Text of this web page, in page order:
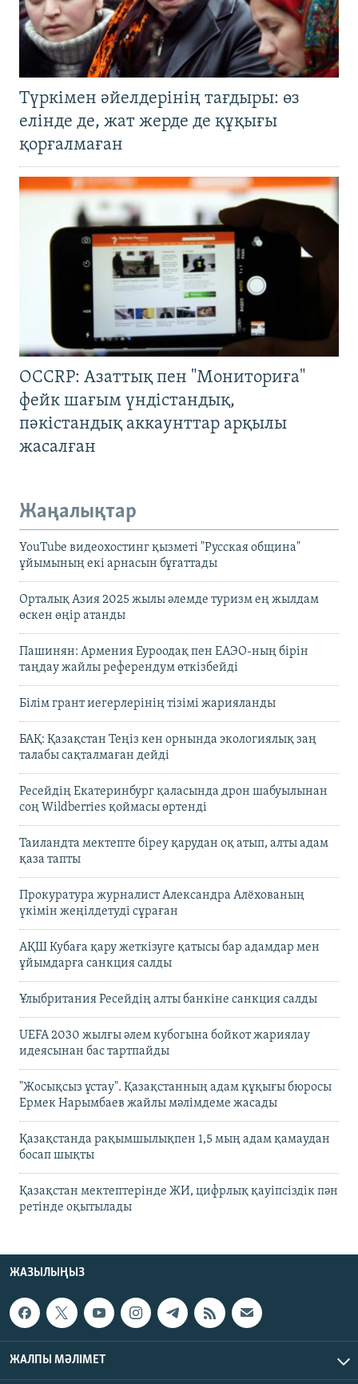
Түркімен әйелдерінің тағдыры: өз
елінде де, жат жерде де құқығы
қорғалмаған
OCCRP: Азаттық пен "Мониториға"
фейк шағым үндістандық,
пәкістандық аккаунттар арқылы
жасалған
Жаңалықтар
YouTube видеохостинг қызметі "Русская община"
ұйымының екі арнасын бұғаттады
Орталық Азия 2025 жылы әлемде туризм ең жылдам
өскен өңір атанды
Пашинян: Армения Еуроодақ пен ЕАЭО-ның бірін
таңдау жайлы референдум өткізбейді
Білім грант иегерлерінің тізімі жарияланды
БАҚ: Қазақстан Теңіз кен орнында экологиялық заң
талабы сақталмаған дейді
Ресейдің Екатеринбург қаласында дрон шабуылынан
соң Wildberries қоймасы өртенді
Таиландта мектепте біреу қарудан оқ атып, алты адам
қаза тапты
Прокуратура журналист Александра Алёхованың
үкімін жеңілдетуді сұраған
АҚШ Кубаға қару жеткізуге қатысы бар адамдар мен
ұйымдарға санкция салды
Ұлыбритания Ресейдің алты банкіне санкция салды
UEFA 2030 жылғы әлем кубогына бойкот жариялау
идеясынан бас тартпайды
"Жосықсыз ұстау". Қазақстанның адам құқығы бюросы
Ермек Нарымбаев жайлы мәлімдеме жасады
Қазақстанда рақымшылықпен 1,5 мың адам қамаудан
босап шықты
Қазақстан мектептерінде ЖИ, цифрлық қауіпсіздік пән
ретінде оқытылады
ЖАЗЫЛЫҢЫЗ
ЖАЛПЫ МӘЛІМЕТ